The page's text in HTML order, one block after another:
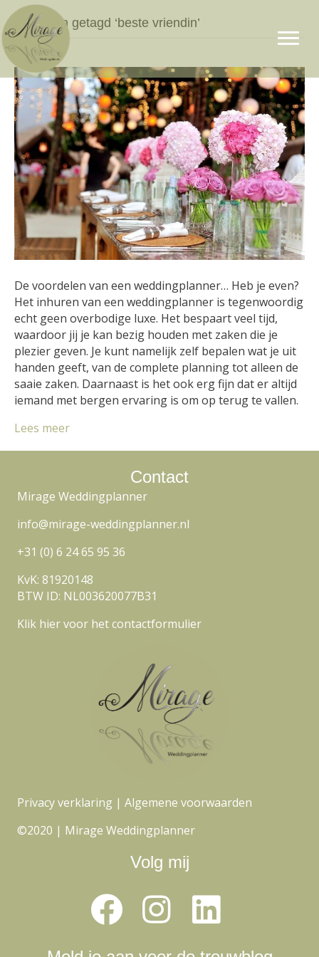
Berichten getagd ‘beste vriendin’
De voordelen van een weddingplanner… Heb je even?
Het inhuren van een weddingplanner is tegenwoordig
echt geen overbodige luxe. Het bespaart veel tijd,
waardoor jij je kan bezig houden met zaken die je
plezier geven. Je kunt namelijk zelf bepalen wat je uit
handen geeft, van de complete planning tot alleen de
saaie zaken. Daarnaast is het ook erg fijn dat er altijd
iemand met bergen ervaring is om op terug te vallen.
Lees meer
Contact
Mirage Weddingplanner
info@mirage-weddingplanner.nl
+31 (0) 6 24 65 95 36
KvK: 81920148
BTW ID: NL003620077B31
Klik hier voor het contactformulier
Privacy verklaring | Algemene voorwaarden
©2020 | Mirage Weddingplanner
Volg mij